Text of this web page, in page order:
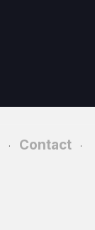
· Contact ·